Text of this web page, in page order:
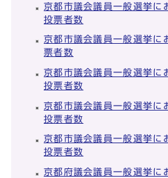
京都市議会議員一般選挙に
投票者数
京都市議会議員一般選挙に
票者数
京都市議会議員一般選挙に
投票者数
京都市議会議員一般選挙に
投票者数
京都市議会議員一般選挙に
投票者数
京都府議会議員一般選挙に